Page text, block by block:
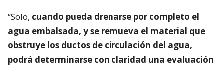
“Solo, cuando pueda drenarse por completo el
agua embalsada, y se remueva el material que
obstruye los ductos de circulación del agua,
podrá determinarse con claridad una evaluación